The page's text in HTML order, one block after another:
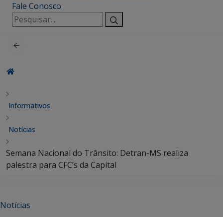
Fale Conosco
Pesquisar
por:
Informativos
Notícias
Semana Nacional do Trânsito: Detran-MS realiza
palestra para CFC’s da Capital
Notícias